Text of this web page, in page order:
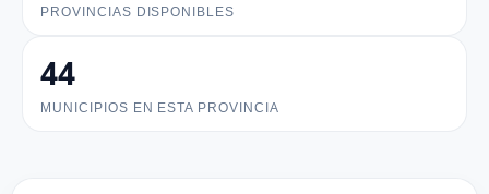
PROVINCIAS DISPONIBLES
44
MUNICIPIOS EN ESTA PROVINCIA